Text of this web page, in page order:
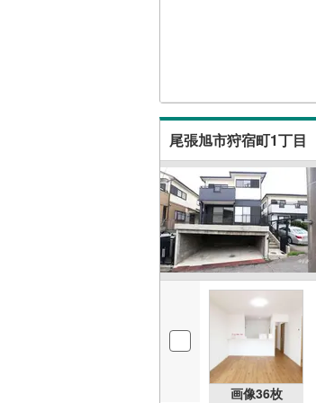
尾張旭市狩宿町1丁目
画像36枚